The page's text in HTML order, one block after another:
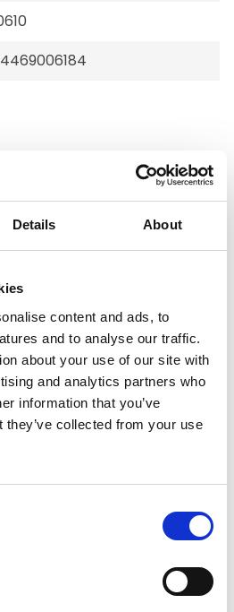
Details About
content and ads, to
and to analyse our traffic.
about your use of our site with
and analytics partners who
information that you’ve
they’ve collected from your use
High Energy
dezelfde werkdag
Nederland